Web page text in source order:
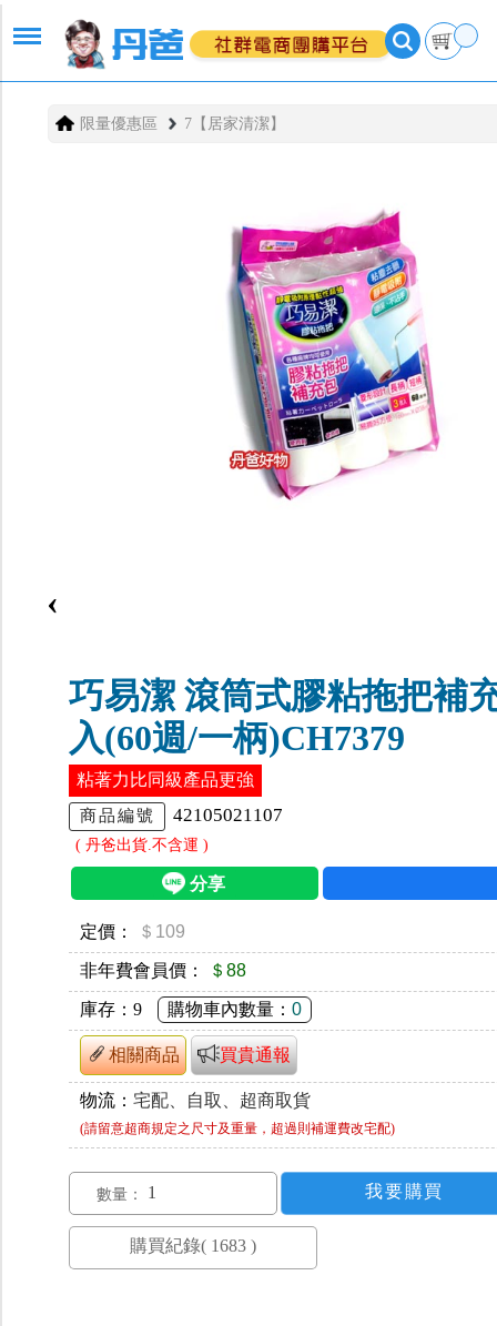
限量優惠區 7【居家清潔】
‹
巧易潔 滾筒式膠粘拖把補
入(60週/一柄)CH7379
粘著力比同級產品更強
商品編號 42105021107
( 丹爸出貨.不含運 )
定價： ＄109
非年費會員價： ＄88
庫存：9 購物車內數量：0
相關商品 買貴通報
物流：宅配、自取、超商取貨
(請留意超商規定之尺寸及重量，超過則補運費改宅配)
數量：